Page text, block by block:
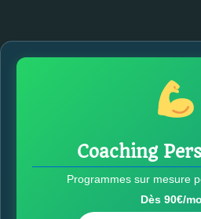
Coaching
Programmes sur mesure
Dès 90€/